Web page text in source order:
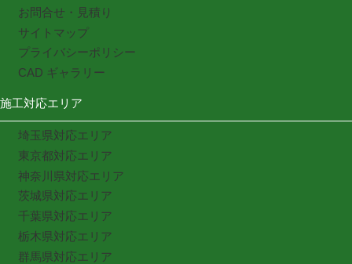
お問合せ・見積り
サイトマップ
プライバシーポリシー
CAD ギャラリー
施工対応エリア
埼玉県対応エリア
東京都対応エリア
神奈川県対応エリア
茨城県対応エリア
千葉県対応エリア
栃木県対応エリア
群馬県対応エリア